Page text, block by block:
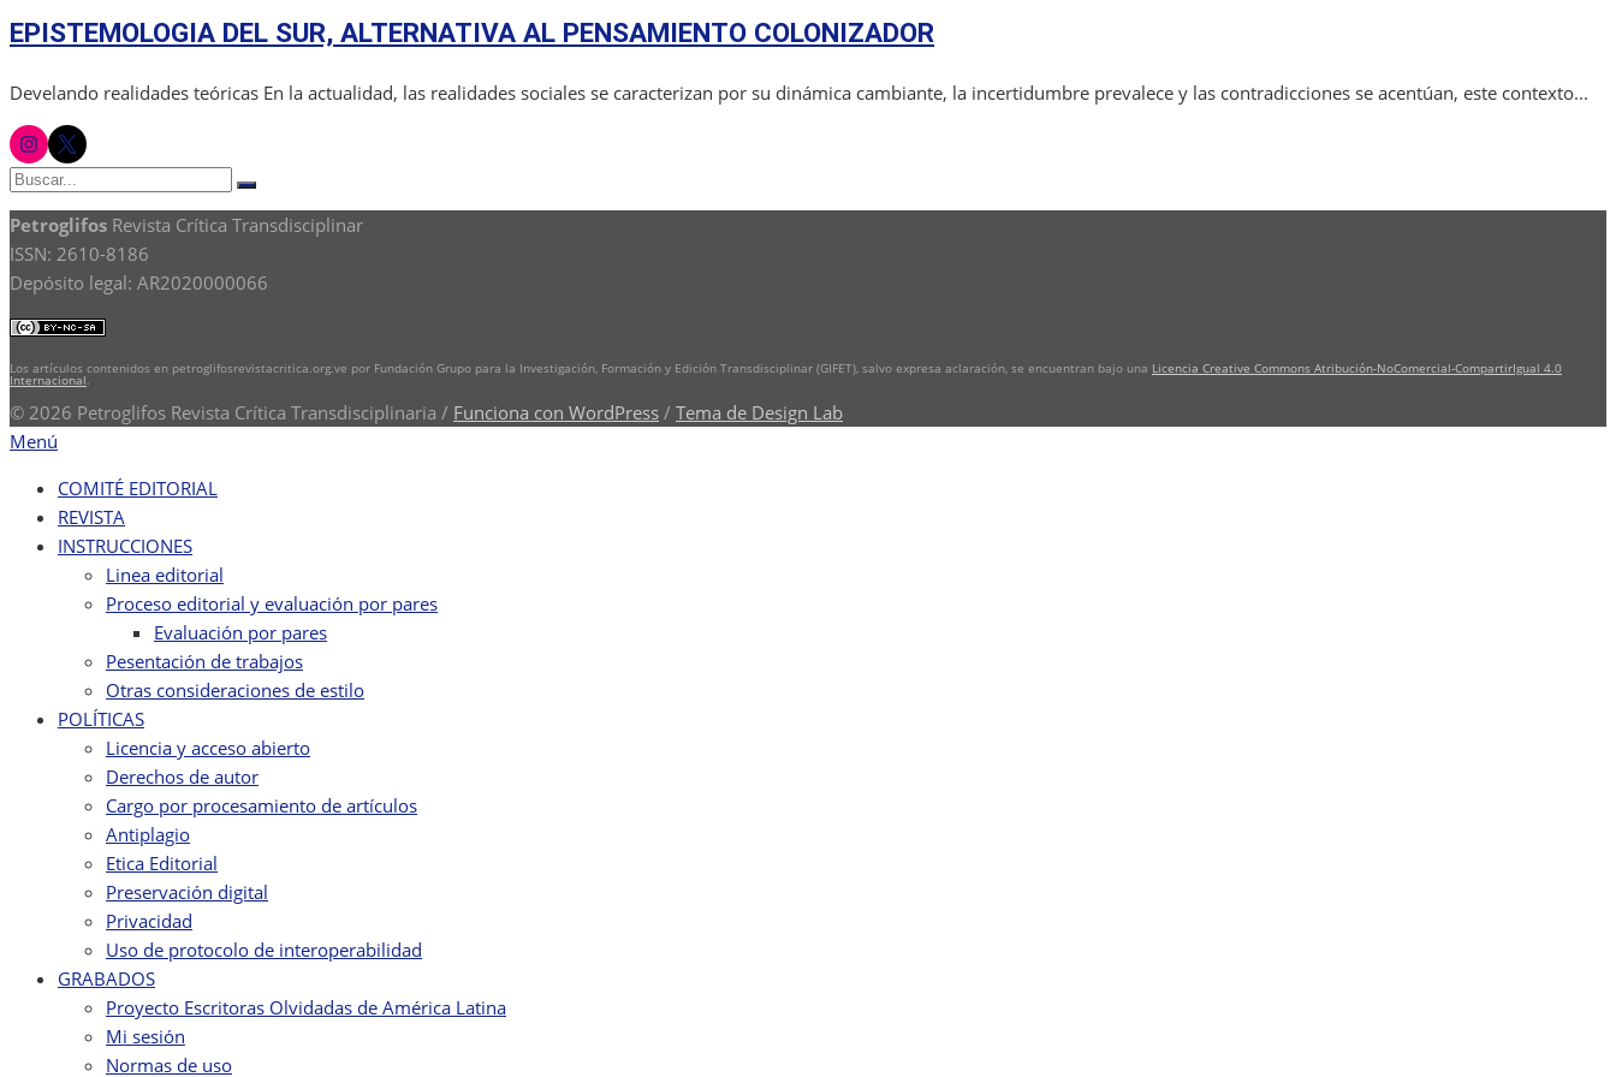
EPISTEMOLOGIA DEL SUR, ALTERNATIVA AL PENSAMIENTO COLONIZADOR
Develando realidades teóricas En la actualidad, las realidades sociales se caracterizan por su dinámica cambiante, la incertidumbre prevalece y las contradicciones se acentúan, este contexto...
instagram
twitter
Buscar:
Buscar
Petroglifos Revista Crítica Transdisciplinar
ISSN: 2610-8186
Depósito legal: AR2020000066
Los artículos contenidos en petroglifosrevistacritica.org.ve por Fundación Grupo para la Investigación, Formación y Edición Transdisciplinar (GIFET), salvo expresa aclaración, se encuentran bajo una Licencia Creative Commons Atribución-NoComercial-CompartirIgual 4.0
Internacional
© 2026 Petroglifos Revista Crítica Transdisciplinaria / Funciona con WordPress / Tema de Design Lab
Menú
COMITÉ EDITORIAL
REVISTA
INSTRUCCIONES
Linea editorial
Proceso editorial y evaluación por pares
Evaluación por pares
Pesentación de trabajos
Otras consideraciones de estilo
POLÍTICAS
Licencia y acceso abierto
Derechos de autor
Cargo por procesamiento de artículos
Antiplagio
Etica Editorial
Preservación digital
Privacidad
Uso de protocolo de interoperabilidad
GRABADOS
Proyecto Escritoras Olvidadas de América Latina
Mi sesión
Normas de uso